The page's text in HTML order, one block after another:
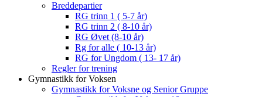
Breddepartier
RG trinn 1 ( 5-7 år)
RG trinn 2 ( 8-10 år)
RG Øvet (8-10 år)
Rg for alle ( 10-13 år)
RG for Ungdom ( 13- 17 år)
Regler for trening
Gymnastikk for Voksen
Gymnastikk for Voksne og Senior Gruppe